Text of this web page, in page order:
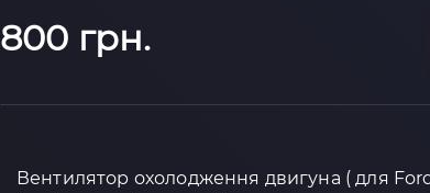
800 грн.
Вентилятор охолодження двигуна ( для